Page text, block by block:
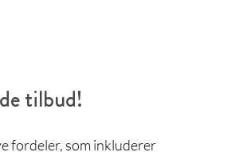
tilbud!
fordeler, som inkluderer